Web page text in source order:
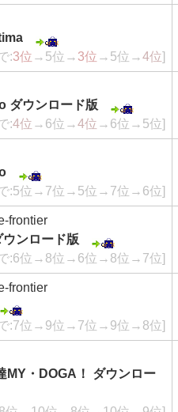
:3位 →5位→ 3位 →5位→4位]
ダウンロード版
:4位 →6位→4位 →6位→5位]
:5位→7位→5位→7位→6位]
frontier
ンロード版
:6位→8位→6位→8位→7位]
frontier
:7位→9位→7位→9位→8位]
MY・DOGA！ ダウンロー